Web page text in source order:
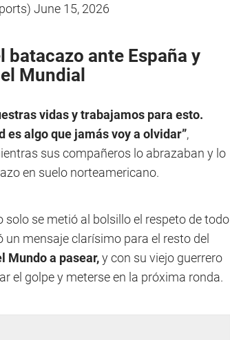
June 15, 2026
ante España y
Mundial
vidas y trabajamos para esto.
es algo que jamás voy a olvidar”,
sus compañeros lo abrazaban y lo
en suelo norteamericano.
se metió al bolsillo el respeto de todo
mensaje clarísimo para el resto del
Mundo a pasear,y con su viejo guerrero
el golpe y meterse en la próxima ronda.